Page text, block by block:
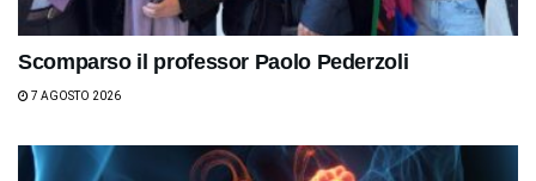
Scomparso il professor Paolo Pederzoli
7 AGOSTO 2026